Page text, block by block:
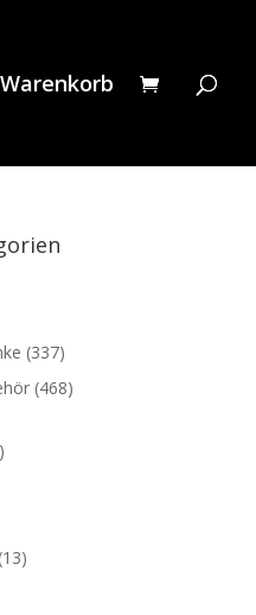
Warenkorb
(337)
(468)
(13)